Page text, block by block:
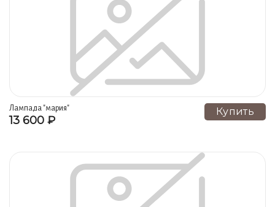
Лампада "мария"
13 600 ₽
Купить